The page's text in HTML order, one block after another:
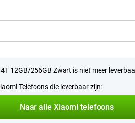
12GB/256GB Zwart is niet meer
Telefoons die leverbaar zijn:
Naar alle Xiaomi telefoons